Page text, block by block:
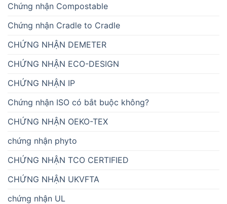
Chứng nhận Compostable
Chứng nhận Cradle to Cradle
CHỨNG NHẬN DEMETER
CHỨNG NHẬN ECO-DESIGN
CHỨNG NHẬN IP
Chứng nhận ISO có bắt buộc không?
CHỨNG NHẬN OEKO-TEX
chứng nhận phyto
CHỨNG NHẬN TCO CERTIFIED
CHỨNG NHẬN UKVFTA
chứng nhận UL